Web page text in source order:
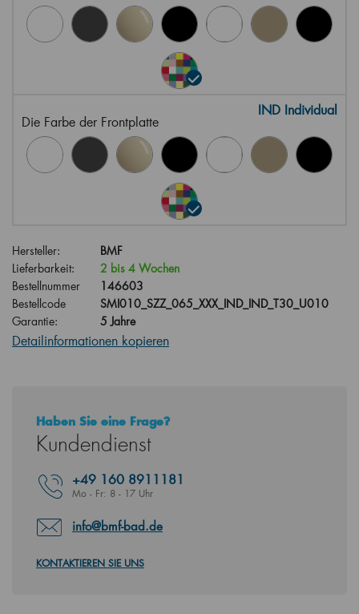
Die Farbe der Frontplatte
IND Individual
Hersteller:
BMF
Lieferbarkeit:
2 bis 4 Wochen
Bestellnummer
146603
Bestellcode
SMI010_SZZ_065_XXX_IND_IND_T30_U010
Garantie:
5 Jahre
Detailinformationen kopieren
Haben Sie eine Frage?
Kundendienst
+49 160 8911181
Mo - Fr: 8 - 17 Uhr
info@bmf-bad.de
KONTAKTIEREN SIE UNS